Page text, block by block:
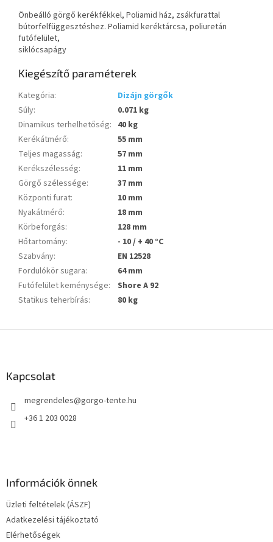
Önbeálló görgő kerékfékkel, Poliamid ház, zsákfurattal
bútorfelfüggesztéshez. Poliamid keréktárcsa, poliuretán
futófelület,
siklócsapágy
Kiegészítő paraméterek
Kategória:
Dizájn görgők
Súly:
0.071 kg
Dinamikus terhelhetőség: 40 kg
Kerékátmérő:
55 mm
Teljes magasság:
57 mm
Kerékszélesség:
11 mm
Görgő szélessége:
37 mm
Központi furat:
10 mm
Nyakátmérő:
18 mm
Körbeforgás:
128 mm
Hőtartomány:
- 10 / + 40 °C
Szabvány:
EN 12528
Fordulókör sugara:
64 mm
Futófelület keménysége:
Shore A 92
Statikus teherbírás: 80 kg
Kapcsolat
megrendeles@gorgo-tente.hu
+36 1 203 0028
Információk önnek
Üzleti feltételek (ÁSZF)
Adatkezelési tájékoztató
Elérhetőségek